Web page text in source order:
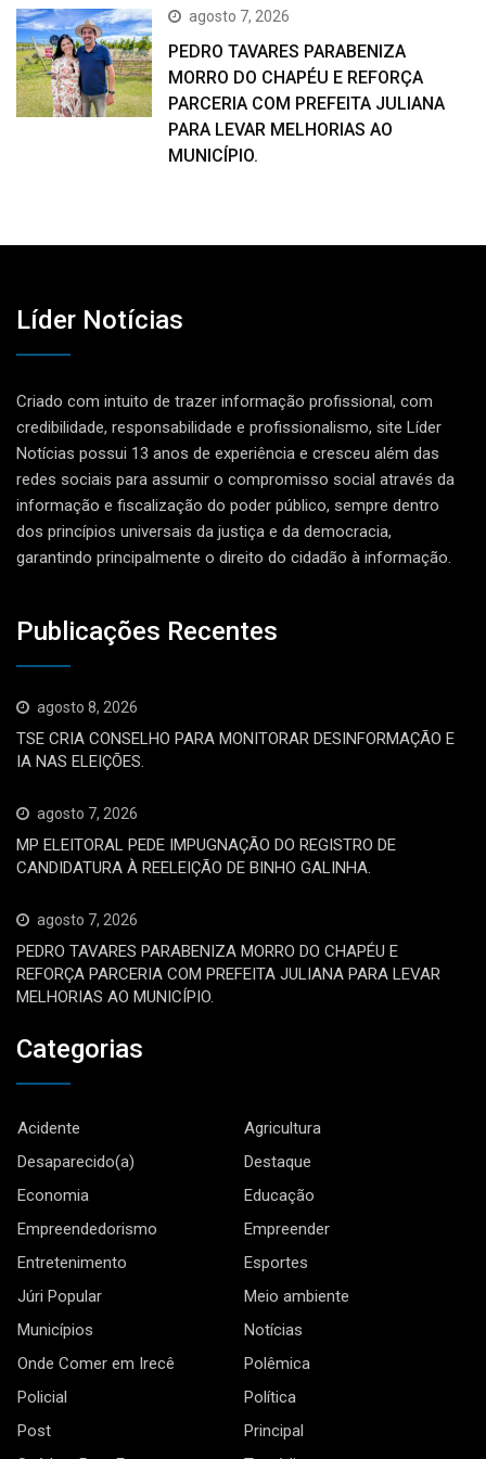
agosto 7, 2026
PEDRO TAVARES PARABENIZA
MORRO DO CHAPÉU E REFORÇA
PARCERIA COM PREFEITA JULIANA
PARA LEVAR MELHORIAS AO
MUNICÍPIO.
Líder Notícias
Criado com intuito de trazer informação profissional, com
credibilidade, responsabilidade e profissionalismo, site Líder
Notícias possui 13 anos de experiência e cresceu além das
redes sociais para assumir o compromisso social através da
informação e fiscalização do poder público, sempre dentro
dos princípios universais da justiça e da democracia,
garantindo principalmente o direito do cidadão à informação.
Publicações Recentes
agosto 8, 2026
TSE CRIA CONSELHO PARA MONITORAR DESINFORMAÇÃO E
IA NAS ELEIÇÕES.
agosto 7, 2026
MP ELEITORAL PEDE IMPUGNAÇÃO DO REGISTRO DE
CANDIDATURA À REELEIÇÃO DE BINHO GALINHA.
agosto 7, 2026
PEDRO TAVARES PARABENIZA MORRO DO CHAPÉU E
REFORÇA PARCERIA COM PREFEITA JULIANA PARA LEVAR
MELHORIAS AO MUNICÍPIO.
Categorias
Acidente
Agricultura
Desaparecido(a)
Destaque
Economia
Educação
Empreendedorismo
Empreender
Entretenimento
Esportes
Júri Popular
Meio ambiente
Municípios
Notícias
Onde Comer em Irecê
Polêmica
Policial
Política
Post
Principal